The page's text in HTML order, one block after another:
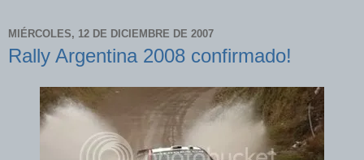
MIÉRCOLES, 12 DE DICIEMBRE DE 2007
Rally Argentina 2008 confirmado!